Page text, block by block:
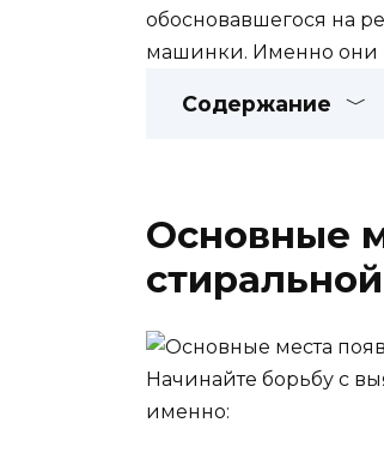
обосновавшегося на
машинки. Именно они
Содержание
Основные
Начинайте борьбу с
именно: